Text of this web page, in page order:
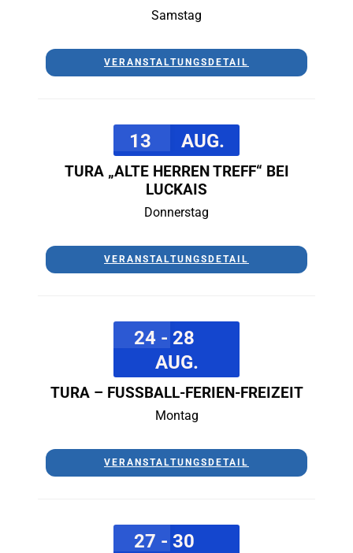
Samstag
VERANSTALTUNGSDETAIL
13 AUG.
TURA „ALTE HERREN TREFF“ BEI
LUCKAIS
Donnerstag
VERANSTALTUNGSDETAIL
24 - 28
AUG.
TURA – FUSSBALL-FERIEN-FREIZEIT
Montag
VERANSTALTUNGSDETAIL
27 - 30